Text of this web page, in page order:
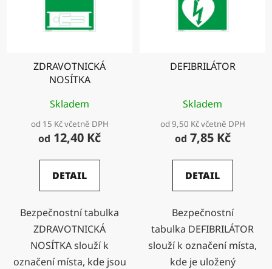
ZDRAVOTNICKÁ
NOSÍTKA
Skladem
od 15 Kč včetně DPH
od 12,40 Kč
DETAIL
Bezpečnostní tabulka
ZDRAVOTNICKÁ
NOSÍTKA slouží k
označení místa, kde jsou
DEFIBRILÁTOR
Skladem
od 9,50 Kč včetně DPH
od 7,85 Kč
DETAIL
Bezpečnostní
tabulka DEFIBRILÁTOR
slouží k označení místa,
kde je uložený